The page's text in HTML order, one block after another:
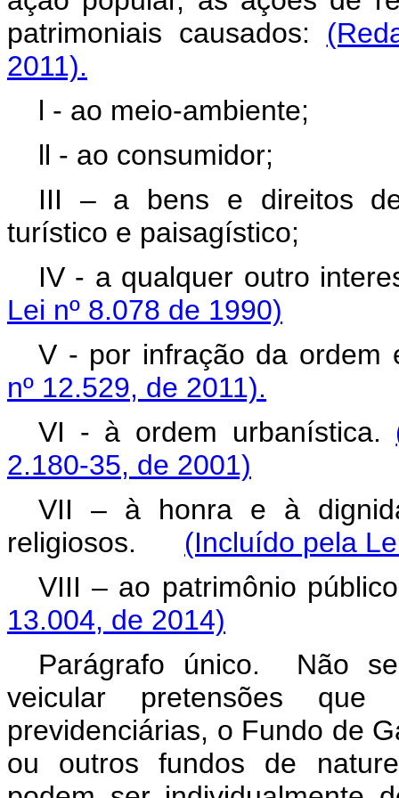
patrimoniais causados:
2011).
l - ao meio-ambiente;
ll - ao consumidor;
III – a bens e direitos
turístico e paisagístico;
IV - a qualquer outro
Lei nº 8.078 de 1990)
V - por infração da ordem
nº 12.529, de 2011).
VI - à ordem urbanística.
2.180-35, de 2001)
VII – à honra e à
religiosos. (Incluído pela
VIII – ao patrimônio
13.004, de 2014)
Parágrafo único. Não
veicular pretensões que
previdenciárias, o Fundo de
ou outros fundos de